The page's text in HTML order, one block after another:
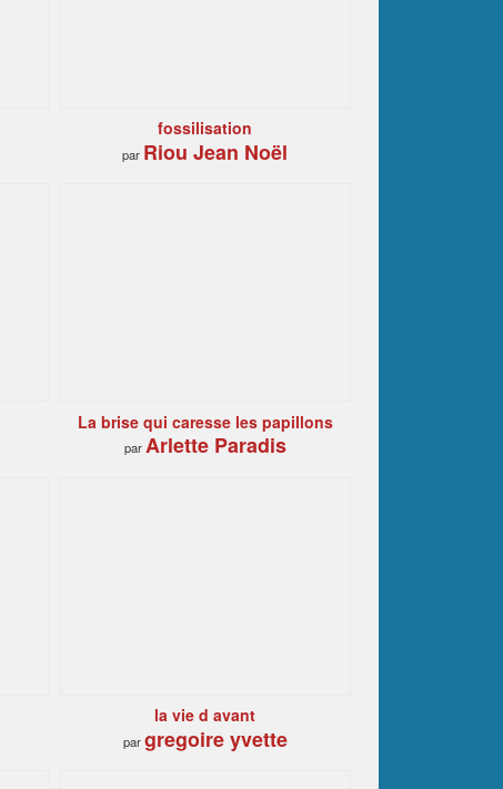
fossilisation
par Riou Jean Noël
La brise qui caresse les papillons
parArlette Paradis
la vie d avant
pargregoire yvette